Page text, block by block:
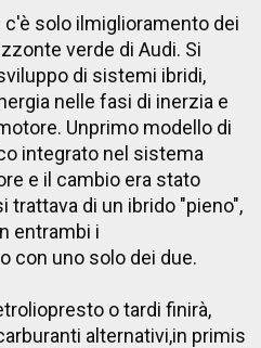
c'è solo ilmiglioramento dei
verde di Audi. Si
di sistemi ibridi,
nelle fasi di inerzia e
Unprimo modello di
integrato nel sistema
e il cambio era stato
trattava di un ibrido "pieno",
entrambi i
con uno solo dei due.
o tardi finirà,
alternativi,in primis